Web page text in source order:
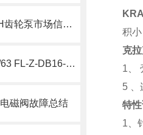
国产力士乐REXROTH齿轮泵市场信息了解
Rickmeier齿轮泵R35/63 FL-Z-DB16-W-SAE2-R为石油系统保驾护航
磁阀故障总结
积
克
1
5
特
1、